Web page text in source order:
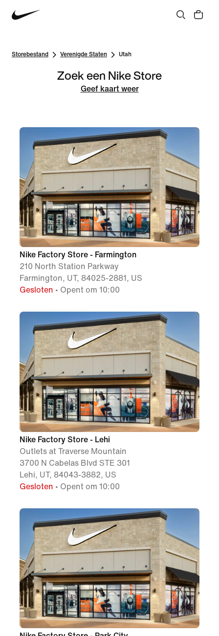
Storebestand Verenigde Staten Utah
Zoek een Nike Store
Geef kaart weer
Nike Factory Store - Farmington
210 North Station Parkway
Farmington, UT, 84025-2881, US
Gesloten • Opent om 10:00
Nike Factory Store - Lehi
Outlets at Traverse Mountain
3700 N Cabelas Blvd STE 301
Lehi, UT, 84043-3882, US
Gesloten • Opent om 10:00